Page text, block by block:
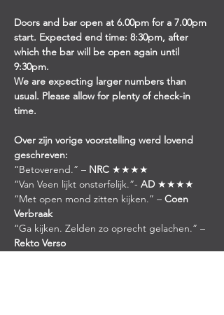
Doors and bar open at 6.00pm for a 7.00pm
start. Expected end time: 8:30pm, after
which the bar will be open again until
9:30pm.
We are expecting larger numbers than
usual. Please allow for plenty of check-in
time.
Over zijn vorige voorstelling werd lovend
geschreven:
“Betoverend.” – NRC ★★★★
“Van Veen lijkt onsterfelijk.”- AD ★★★★
“Met open mond zitten kijken.” – Coen
Verbraak
“Ga kijken. Zelden zo oprecht gelachen.” –
Rekto Verso